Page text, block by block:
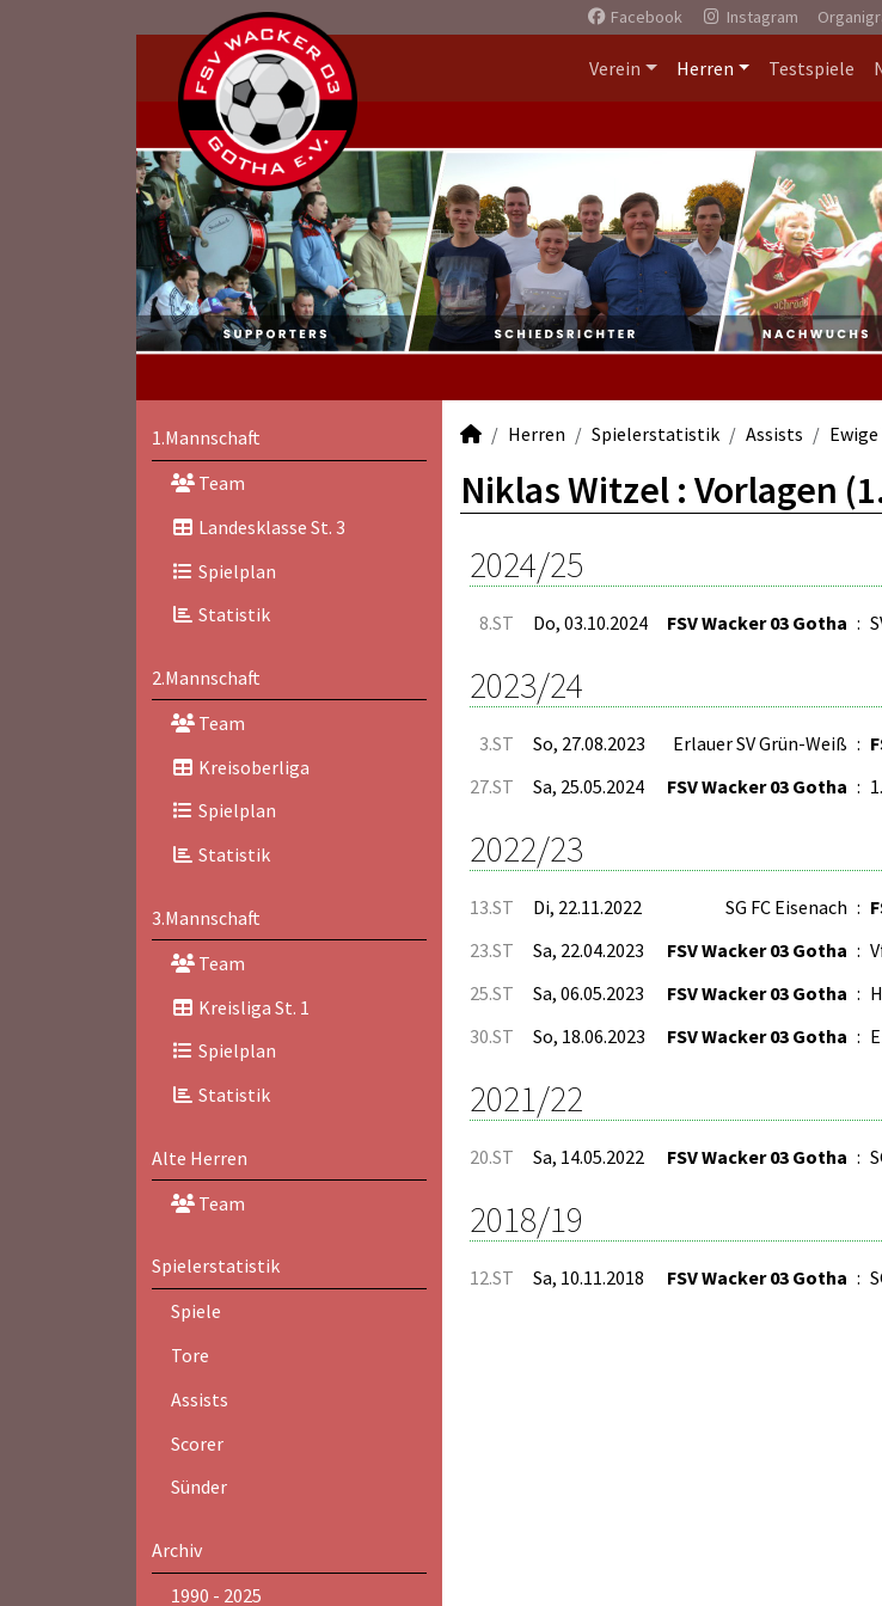
Facebook Instagram
Verein Herren Testspiele
1.Mannschaft
Team
Landesklasse St. 3
Spielplan
Statistik
2.Mannschaft
Team
Kreisoberliga
Spielplan
Statistik
3.Mannschaft
Team
Kreisliga St. 1
Spielplan
Statistik
Alte Herren
Team
Spielerstatistik
Spiele
Tore
Assists
Scorer
Sünder
Archiv
1990 - 2025
Herren Spielerstatistik Assists
Niklas Witzel : Vorlagen
2024/25
8.ST Do, 03.10.2024 FSV Wacker 03 Gotha :
2023/24
3.ST So, 27.08.2023 Erlauer SV Grün-Weiß :
27.ST Sa, 25.05.2024 FSV Wacker 03 Gotha :
2022/23
13.ST Di, 22.11.2022 SG FC Eisenach :
23.ST Sa, 22.04.2023 FSV Wacker 03 Gotha :
25.ST Sa, 06.05.2023 FSV Wacker 03 Gotha :
30.ST So, 18.06.2023 FSV Wacker 03 Gotha :
2021/22
20.ST Sa, 14.05.2022 FSV Wacker 03 Gotha :
2018/19
12.ST Sa, 10.11.2018 FSV Wacker 03 Gotha :